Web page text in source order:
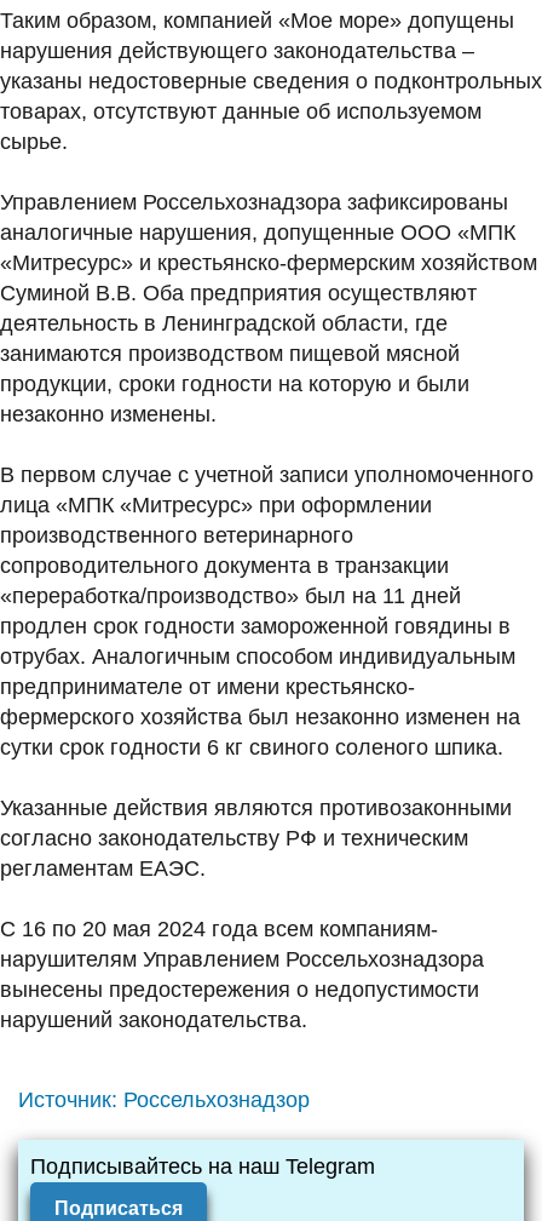
Таким образом, компанией «Мое море» допущены
нарушения действующего законодательства –
указаны недостоверные сведения о подконтрольных
товарах, отсутствуют данные об используемом
сырье.
Управлением Россельхознадзора зафиксированы
аналогичные нарушения, допущенные ООО «МПК
«Митресурс» и крестьянско-фермерским хозяйством
Суминой В.В. Оба предприятия осуществляют
деятельность в Ленинградской области, где
занимаются производством пищевой мясной
продукции, сроки годности на которую и были
незаконно изменены.
В первом случае с учетной записи уполномоченного
лица «МПК «Митресурс» при оформлении
производственного ветеринарного
сопроводительного документа в транзакции
«переработка/производство» был на 11 дней
продлен срок годности замороженной говядины в
отрубах. Аналогичным способом индивидуальным
предпринимателе от имени крестьянско-
фермерского хозяйства был незаконно изменен на
сутки срок годности 6 кг свиного соленого шпика.
Указанные действия являются противозаконными
согласно законодательству РФ и техническим
регламентам ЕАЭС.
С 16 по 20 мая 2024 года всем компаниям-
нарушителям Управлением Россельхознадзора
вынесены предостережения о недопустимости
нарушений законодательства.
Источник: Россельхознадзор
Подписывайтесь на наш Telegram
Подписаться